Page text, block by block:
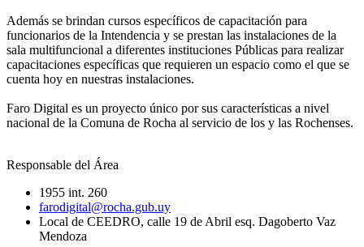
Además se brindan cursos específicos de capacitación para
funcionarios de la Intendencia y se prestan las instalaciones de la
sala multifuncional a diferentes instituciones Públicas para realizar
capacitaciones específicas que requieren un espacio como el que se
cuenta hoy en nuestras instalaciones.
Faro Digital es un proyecto único por sus características a nivel
nacional de la Comuna de Rocha al servicio de los y las Rochenses.
Responsable del Área
1955 int. 260
farodigital@rocha.gub.uy
Local de CEEDRO, calle 19 de Abril esq. Dagoberto Vaz
Mendoza